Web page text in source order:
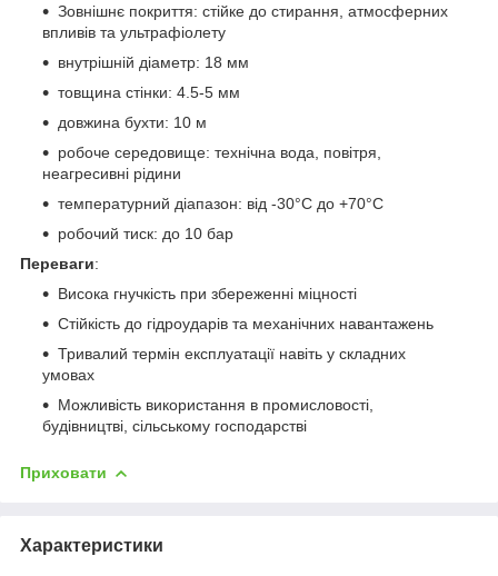
Зовнішнє покриття: стійке до стирання, атмосферних
впливів та ультрафіолету
внутрішній діаметр: 18 мм
товщина стінки: 4.5-5 мм
довжина бухти: 10 м
робоче середовище: технічна вода, повітря,
неагресивні рідини
температурний діапазон: від -30°C до +70°C
робочий тиск: до 10 бар
Переваги:
Висока гнучкість при збереженні міцності
Стійкість до гідроударів та механічних навантажень
Тривалий термін експлуатації навіть у складних
умовах
Можливість використання в промисловості,
будівництві, сільському господарстві
Приховати
Характеристики